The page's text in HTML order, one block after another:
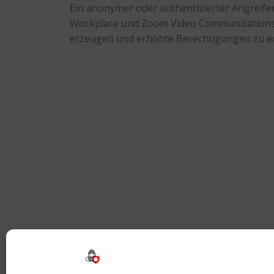
Ein anonymer oder authentisierter
Workplace und Zoom Video
erzeugen und erhöhte Berechtigungen zu